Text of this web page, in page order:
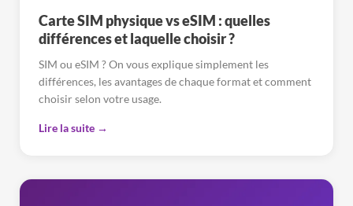
Carte SIM physique vs eSIM : quelles
différences et laquelle choisir ?
SIM ou eSIM ? On vous explique simplement les
différences, les avantages de chaque format et comment
choisir selon votre usage.
Lire la suite →